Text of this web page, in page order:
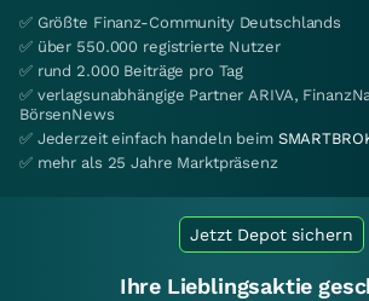
✅ Größte Finanz-Community Deutschlands
✅ über 550.000 registrierte Nutzer
✅ rund 2.000 Beiträge pro Tag
✅ verlagsunabhängige Partner ARIVA,
BörsenNews
✅ Jederzeit einfach handeln beim
✅ mehr als 25 Jahre Marktpräsenz
Jetzt Depot sichern
Ihre Lieblingsaktie